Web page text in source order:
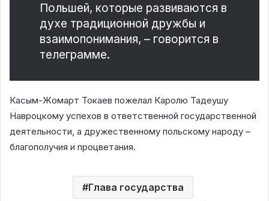
Польшей, которые развиваются в
духе традиционной дружбы и
взаимопонимания, – говорится в
телеграмме.
Касым-Жомарт Токаев пожелал Каролю Тадеушу
Навроцкому успехов в ответственной государственной
деятельности, а дружественному польскому народу –
благополучия и процветания.
Глава государства